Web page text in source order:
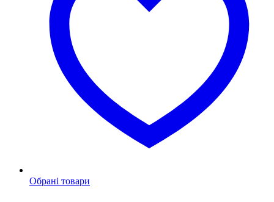
Обрані товари